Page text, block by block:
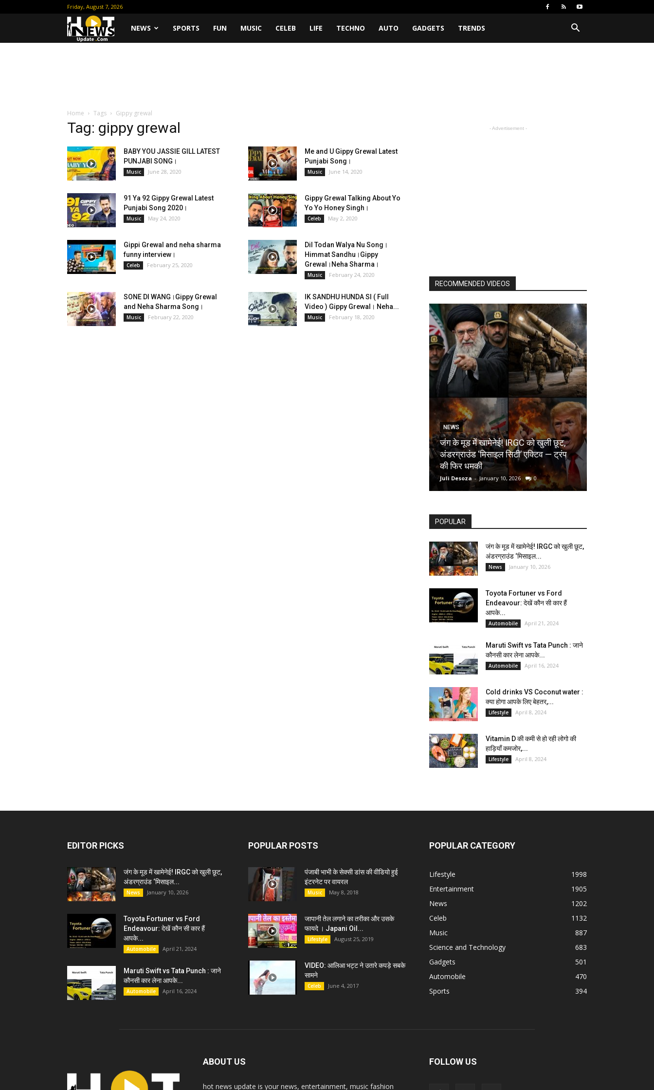
Friday, August 7, 2026
HotNEWS SPORTS FUN MUSIC CELEB LIFE TECHNO AUTO GADGETS TRENDS
Home Tags Gippy grewal
Tag: gippy grewal
BABY YOU JASSIE GILL LATEST
PUNJABI SONG।
Music June 28, 2020
Me and U Gippy Grewal Latest
Punjabi Song।
Music June 14, 2020
91 Ya 92 Gippy Grewal Latest
Punjabi Song 2020।
Music May 24, 2020
Gippy Grewal Talking About Yo
Yo Yo Honey Singh।
Celeb May 2, 2020
Gippi Grewal and neha sharma
funny interview।
Celeb February 25, 2020
Dil Todan Walya Nu Song।
Himmat Sandhu।Gippy
Grewal।Neha Sharma।
Music February 24, 2020
SONE DI WANG।Gippy Grewal
and Neha Sharma Song।
Music February 22, 2020
IK SANDHU HUNDA SI ( Full
Video ) Gippy Grewal। Neha...
Music February 18, 2020
- Advertisement -
RECOMMENDED VIDEOS
NEWS
जंग के मूड में खामेनेई! IRGC को खुली छूट,
अंडरग्राउंड ‘मिसाइल सिटी’ एक्टिव — ट्रंप
की फिर धमकी
Juli Desoza - January 10, 2026 0
POPULAR
जंग के मूड में खामेनेई! IRGC को खुली छूट,
अंडरग्राउंड ‘मिसाइल...
News January 10, 2026
Toyota Fortuner vs Ford
Endeavour: देखें कौन सी कार हैं
आपके...
Automobile April 21, 2024
Maruti Swift vs Tata Punch : जाने
कौनसी कार लेना आपके...
Automobile April 16, 2024
Cold drinks VS Coconut water :
क्या होगा आपके लिए बेहतर,...
Lifestyle April 8, 2024
Vitamin D की कमी से हो रही लोगो की
हाड़ियाँ कमजोर,...
Lifestyle April 8, 2024
EDITOR PICKS
जंग के मूड में खामेनेई! IRGC को खुली छूट,
अंडरग्राउंड ‘मिसाइल...
News January 10, 2026
Toyota Fortuner vs Ford
Endeavour: देखें कौन सी कार हैं
आपके...
Automobile April 21, 2024
Maruti Swift vs Tata Punch : जाने
कौनसी कार लेना आपके...
Automobile April 16, 2024
POPULAR POSTS
पंजाबी भाभी के सेक्सी डांस की वीडियो हुई
इंटरनेट पर वायरल
Music May 8, 2018
जापानी तेल लगाने का तरीका और उसके
फायदे । Japani Oil...
Lifestyle August 25, 2019
VIDEO: आलिआ भट्ट ने उतारे कपड़े सबके
सामने
Celeb June 4, 2017
POPULAR CATEGORY
Lifestyle
1998
Entertainment
1905
News
1202
Celeb
1132
Music
887
Science and Technology
683
Gadgets
501
Automobile
470
Sports
394
ABOUT US
hot news update is your news, entertainment, music fashion
FOLLOW US